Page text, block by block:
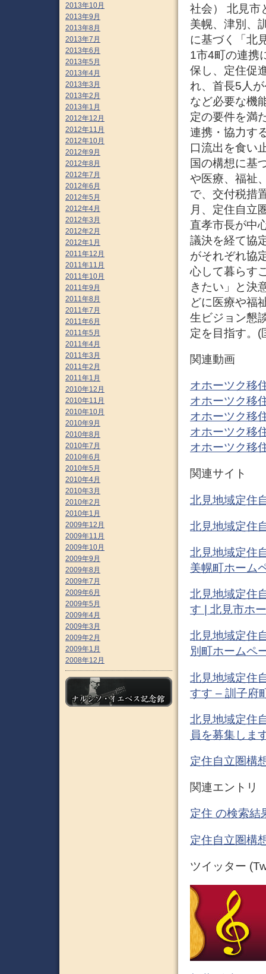
社会） 北見市
美幌、津別、
に基づく「北
1市4町の連携
保し、定住促
れ、首長5人
など必要な機
定の要件を満
連携・協力す
口流出を食い
国の構想に基
や医療、福祉
で、交付税措
月、定住自立
直孝市長が中
議決を経て協
がそれぞれ協
心して暮らす
きたい」と決
どに医療や福
生ビジョン懇
定を目指す。(
関連動画
オホーツク移
オホーツク移
オホーツク移
オホーツク移
オホーツク移
関連サイト
北見地域定住
北見地域定住
北見地域定住
美幌町ホーム
北見地域定住
す | 北見市ホ
北見地域定住
別町ホームペ
北見地域定住
すす – 訓子府
北見地域定住
員を募集しま
定住自立圏構
関連エントリ
定住 の検索結
定住自立圏構
ツイッター
2013年10月
2013年9月
2013年8月
2013年7月
2013年6月
2013年5月
2013年4月
2013年3月
2013年2月
2013年1月
2012年12月
2012年11月
2012年10月
2012年9月
2012年8月
2012年7月
2012年6月
2012年5月
2012年4月
2012年3月
2012年2月
2012年1月
2011年12月
2011年11月
2011年10月
2011年9月
2011年8月
2011年7月
2011年6月
2011年5月
2011年4月
2011年3月
2011年2月
2011年1月
2010年12月
2010年11月
2010年10月
2010年9月
2010年8月
2010年7月
2010年6月
2010年5月
2010年4月
2010年3月
2010年2月
2010年1月
2009年12月
2009年11月
2009年10月
2009年9月
2009年8月
2009年7月
2009年6月
2009年5月
2009年4月
2009年3月
2009年2月
2009年1月
2008年12月